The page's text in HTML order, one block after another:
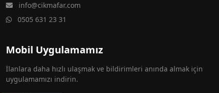
info@cikmafar.com
0505 631 23 31
Mobil Uygulamamız
İlanlara daha hızlı ulaşmak ve bildirimleri anında almak için
uygulamamızı indirin.